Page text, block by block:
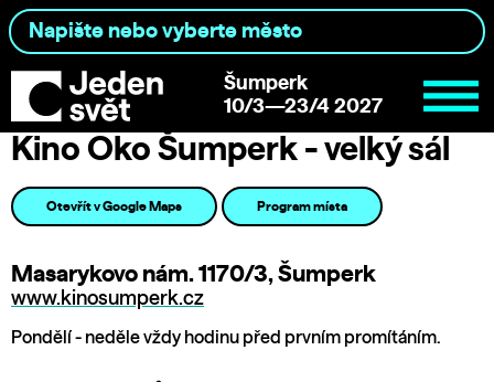
Šumperk
10/3—23/4 2027
Kino Oko Šumperk - velký sál
Otevřít v Google Maps Program místa
Masarykovo nám. 1170/3, Šumperk
www.kinosumperk.cz
Pondělí - neděle vždy hodinu před prvním promítáním.